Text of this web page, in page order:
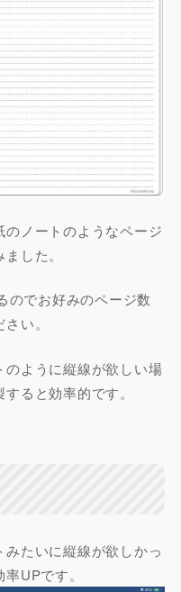
ノートのようなページ
した。
のでお好みのページ数
い。
のように縦線が欲しい場
ると効率的です。
たいに縦線が欲しかっ
UPです。